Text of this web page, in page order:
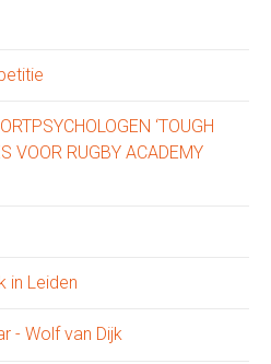
‘TOUGH
VOOR RUGBY ACADEMY
in Leiden
- Wolf van Dijk